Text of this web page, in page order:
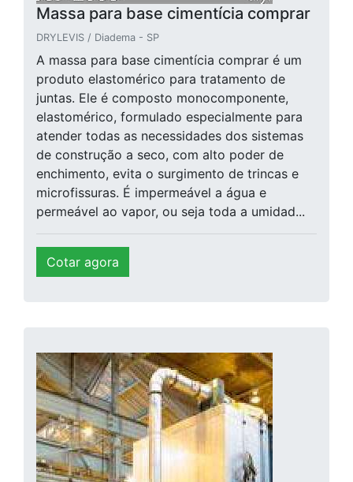
Massa para base cimentícia comprar
DRYLEVIS / Diadema - SP
A massa para base cimentícia comprar é um
produto elastomérico para tratamento de
juntas. Ele é composto monocomponente,
elastomérico, formulado especialmente para
atender todas as necessidades dos sistemas
de construção a seco, com alto poder de
enchimento, evita o surgimento de trincas e
microfissuras. É impermeável a água e
permeável ao vapor, ou seja toda a umidad...
Cotar agora